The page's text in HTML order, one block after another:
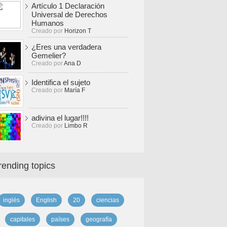
Artículo 1 Declaración
Universal de Derechos
Humanos
Creado por Horizon T
¿Eres una verdadera
Gemelier?
Creado porAna D
Identifica el sujeto
Creado por María F
adivina el lugar!!!!
Creado por Limbo R
topics
inglés English 20 ciencias
capitales países geografía